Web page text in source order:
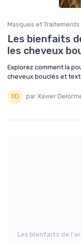
Masques et
Les bienfaits
les cheveux
Explorez comment la
cheveux bouclés et
par Xavier
Les bienfaits de